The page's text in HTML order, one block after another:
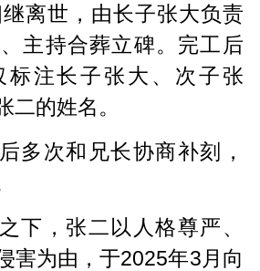
离世，由长子张大负责
主持合葬立碑。完工后
标注长子张大、次子张
二的姓名。
多次和兄长协商补刻，
下，张二以 人格尊严、
害为由，于2025年3月向